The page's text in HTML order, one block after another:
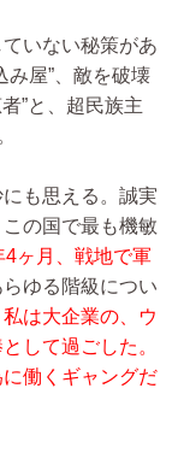
いない秘策があ
み屋”、敵を破壊
”と、超民族主
も思える。誠実
の国で最も機敏
4ヶ月、戦地で軍
ゆる階級につい
は大企業の、ウ
して過ごした。
働くギャングだ